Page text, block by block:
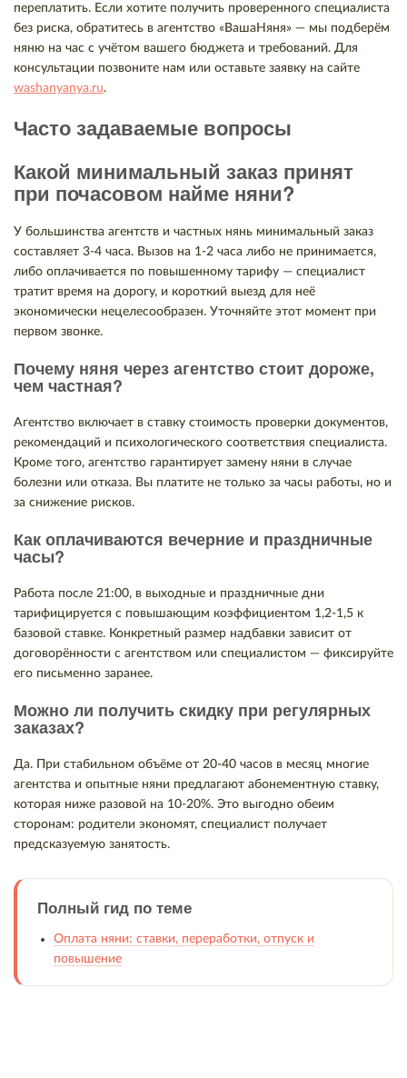
переплатить. Если хотите получить проверенного специалиста
без риска, обратитесь в агентство «ВашаНяня» — мы подберём
няню на час с учётом вашего бюджета и требований. Для
консультации позвоните нам или оставьте заявку на сайте
washanyanya.ru.
Часто задаваемые вопросы
Какой минимальный заказ принят
при почасовом найме няни?
У большинства агентств и частных нянь минимальный заказ
составляет 3-4 часа. Вызов на 1-2 часа либо не принимается,
либо оплачивается по повышенному тарифу — специалист
тратит время на дорогу, и короткий выезд для неё
экономически нецелесообразен. Уточняйте этот момент при
первом звонке.
Почему няня через агентство стоит дороже,
чем частная?
Агентство включает в ставку стоимость проверки документов,
рекомендаций и психологического соответствия специалиста.
Кроме того, агентство гарантирует замену няни в случае
болезни или отказа. Вы платите не только за часы работы, но и
за снижение рисков.
Как оплачиваются вечерние и праздничные
часы?
Работа после 21:00, в выходные и праздничные дни
тарифицируется с повышающим коэффициентом 1,2-1,5 к
базовой ставке. Конкретный размер надбавки зависит от
договорённости с агентством или специалистом — фиксируйте
его письменно заранее.
Можно ли получить скидку при регулярных
заказах?
Да. При стабильном объёме от 20-40 часов в месяц многие
агентства и опытные няни предлагают абонементную ставку,
которая ниже разовой на 10-20%. Это выгодно обеим
сторонам: родители экономят, специалист получает
предсказуемую занятость.
Полный гид по теме
Оплата няни: ставки, переработки, отпуск и
повышение